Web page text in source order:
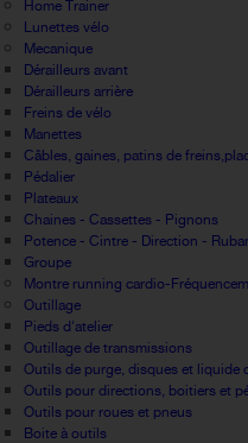
Home Trainer
Lunettes vélo
Mecanique
Dérailleurs avant
Dérailleurs arrière
Freins de vélo
Manettes
Câbles, gaines, patins de
Pédalier
Plateaux
Chaines - Cassettes - Pignons
Potence - Cintre - Direction -
Groupe
Montre running cardio-
Outillage
Pieds d'atelier
Outillage de transmissions
Outils de purge, disques et liquide
Outils pour directions, boitiers et
Outils pour roues et pneus
Boite à outils